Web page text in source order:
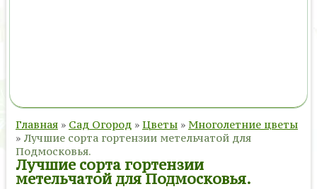
Главная » Сад Огород » Цветы » Многолетние цветы
» Лучшие сорта гортензии метельчатой для
Подмосковья.
Лучшие сорта гортензии
метельчатой для Подмосковья.